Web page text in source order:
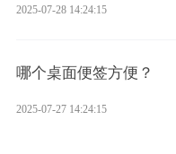
2025-07-28 14:24:15
哪个桌面便签方便？
2025-07-27 14:24:15